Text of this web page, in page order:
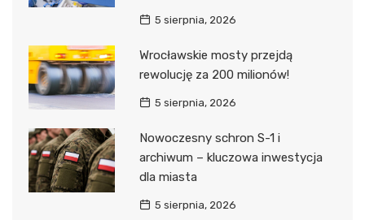
5 sierpnia, 2026
Wrocławskie mosty przejdą
rewolucję za 200 milionów!
5 sierpnia, 2026
Nowoczesny schron S-1 i
archiwum – kluczowa inwestycja
dla miasta
5 sierpnia, 2026